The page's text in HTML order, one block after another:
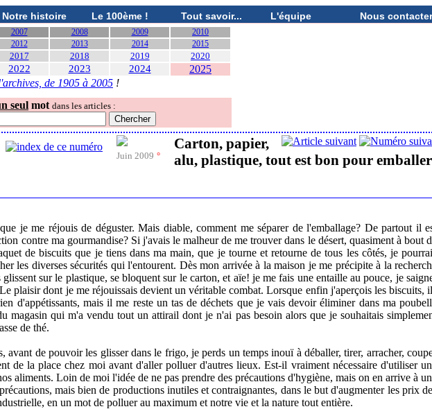
Notre histoire Le 100ème ! Tout savoir... L'équipe Nous contacter
2007 2008 2009
2010
2012 2013 2014 2015
2017 2018 2019 2020
2022 2023 2024
2025
de 1905 à 2005 !
seul mot dans les articles :
Juin 2009 °
Carton, papier,
alu, plastique, tout est bon pour emballer
je me réjouis de déguster. Mais diable, comment me séparer de l'emballage? De partout il
contre ma gourmandise? Si j'avais le malheur de me trouver dans le désert, quasiment à bout
de biscuits que je tiens dans ma main, que je tourne et retourne de tous les côtés, je
les diverses sécurités qui l'entourent. Dès mon arrivée à la maison je me précipite à la
sur le plastique, se bloquent sur le carton, et aïe! je me fais une entaille au pouce, je
plaisir dont je me réjouissais devient un véritable combat. Lorsque enfin j'aperçois les biscuits,
d'appétissants, mais il me reste un tas de déchets que je vais devoir éliminer dans ma
magasin qui m'a vendu tout un attirail dont je n'ai pas besoin alors que je souhaitais
de thé.
avant de pouvoir les glisser dans le frigo, je perds un temps inouï à déballer, tirer, arracher,
de la place chez moi avant d'aller polluer d'autres lieux. Est-il vraiment nécessaire d'utiliser
aliments. Loin de moi l'idée de ne pas prendre des précautions d'hygiène, mais on en arrive à
mais bien de productions inutiles et contraignantes, dans le but d'augmenter les prix
en un mot de polluer au maximum et notre vie et la nature tout entière.